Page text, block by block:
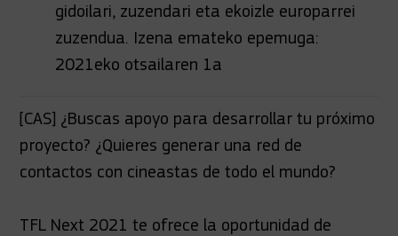
gidoilari, zuzendari eta ekoizle europarrei
zuzendua. Izena emateko epemuga:
2021eko otsailaren 1a
[CAS] ¿Buscas apoyo para desarrollar tu próximo
proyecto? ¿Quieres generar una red de
contactos con cineastas de todo el mundo?
TFL Next 2021 te ofrece la oportunidad de